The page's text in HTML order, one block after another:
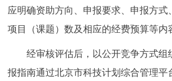
应明确资助方向、申报要求、申报方式
项目（课题）数及相应的经费预算等内
经审核评估后，以公开竞争方式组
报指南通过北京市科技计划综合管理平